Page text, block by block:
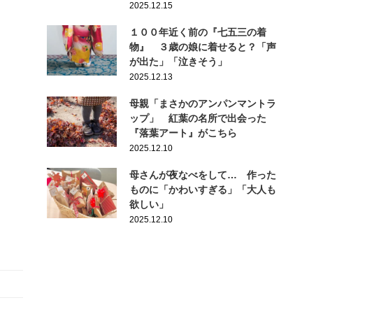
2025.12.15
１００年近く前の『七五三の着
物』 ３歳の娘に着せると？「声
が出た」「泣きそう」
2025.12.13
母親「まさかのアンパンマントラ
ップ」 紅葉の名所で出会った
『落葉アート』がこちら
2025.12.10
母さんが夜なべをして… 作った
ものに「かわいすぎる」「大人も
欲しい」
2025.12.10